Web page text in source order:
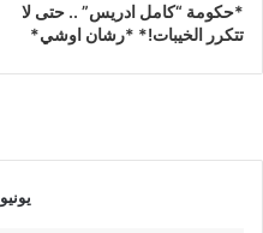
*حكومة “كامل ادريس” .. حتى لا
تتكرر الخيبات!* *رشان اوشي*
يونيو 2025